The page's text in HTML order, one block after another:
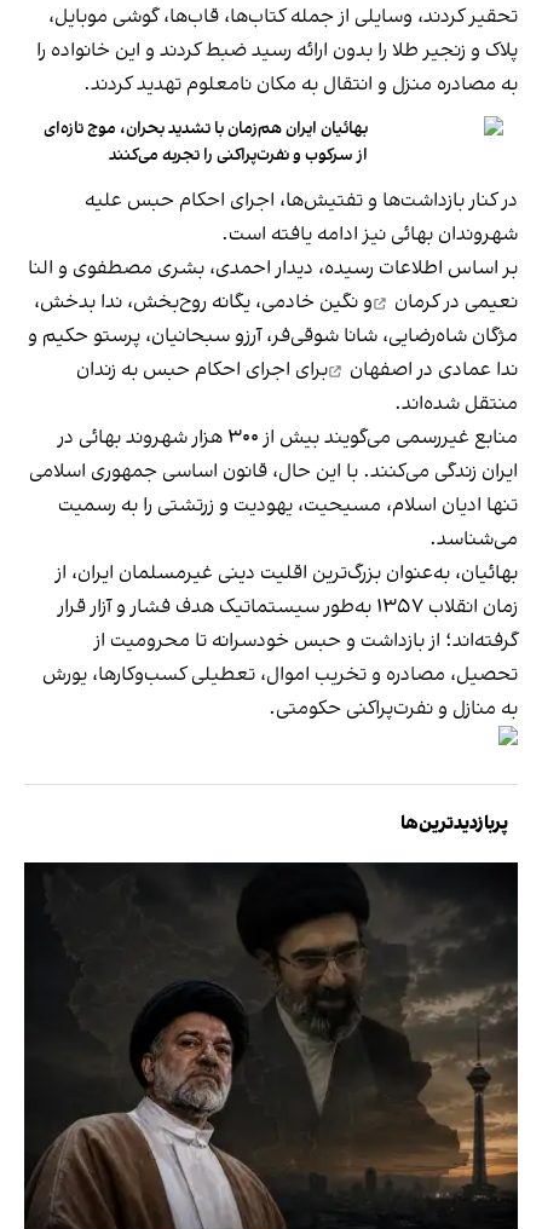
تحقیر کردند، وسایلی از جمله کتاب‌ها، قاب‌ها، گوشی موبایل،
پلاک و زنجیر طلا را بدون ارائه رسید ضبط کردند و این خانواده را
به مصادره منزل و انتقال به مکان نامعلوم تهدید کردند.
بهائیان ایران هم‌زمان با تشدید بحران، موج تازه‌ای
از سرکوب و نفرت‌پراکنی را تجربه می‌کنند
در کنار بازداشت‌ها و تفتیش‌ها، اجرای احکام حبس علیه
شهروندان بهائی نیز ادامه یافته است.
بر اساس اطلاعات رسیده، دیدار احمدی، بشری مصطفوی و النا
نعیمی درکرمان
و نگین خادمی، یگانه روح‌بخش، ندا بدخش،
مژگان شاه‌رضایی، شانا شوقی‌فر، آرزو سبحانیان، پرستو حکیم و
ندا عمادی دراصفهان
برای اجرای احکام حبس به زندان
منتقل شده‌اند.
منابع غیررسمی می‌گویند بیش از ۳۰۰ هزار شهروند بهائی در
ایران زندگی می‌کنند. با این حال، قانون اساسی جمهوری اسلامی
تنها ادیان اسلام، مسیحیت، یهودیت و زرتشتی‌ را به رسمیت
می‌شناسد.
بهائیان، به‌عنوان بزرگ‌ترین اقلیت دینی غیرمسلمان ایران، از
زمان انقلاب ۱۳۵۷ به‌طور سیستماتیک هدف فشار و آزار قرار
گرفته‌اند؛ از بازداشت و حبس خودسرانه تا محرومیت از
تحصیل، مصادره و تخریب اموال، تعطیلی کسب‌وکارها، یورش
به منازل و نفرت‌پراکنی حکومتی.
پربازدیدترین‌ها